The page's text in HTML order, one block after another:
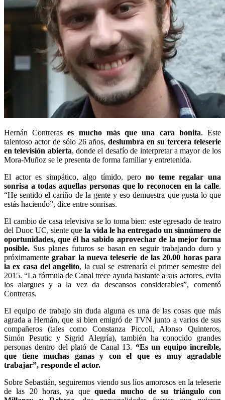
Hernán Contreras es mucho más que una cara bonita. Este
talentoso actor de sólo 26 años, deslumbra en su tercera teleserie
en televisión abierta, donde el desafío de interpretar a mayor de los
Mora-Muñoz se le presenta de forma familiar y entretenida.
El actor es simpático, algo tímido, pero no teme regalar una
sonrisa a todas aquellas personas que lo reconocen en la calle.
“He sentido el cariño de la gente y eso demuestra que gusta lo que
estás haciendo”, dice entre sonrisas.
El cambio de casa televisiva se lo toma bien: este egresado de teatro
del Duoc UC, siente quela vida le ha entregado un sinnúmero de
oportunidades, que él ha sabido aprovechar de la mejor forma
posible. Sus planes futuros se basan en seguir trabajando duro y
próximamentegrabar la nueva teleserie de las 20.00 horas para
la ex casa del angelito, la cual se estrenaría el primer semestre del
2015. “La fórmula de Canal trece ayuda bastante a sus actores, evita
los alargues y a la vez da descansos considerables”, comentó
Contreras.
El equipo de trabajo sin duda alguna es una de las cosas que más
agrada a Hernán, que si bien emigró de TVN junto a varios de sus
compañeros (tales como Constanza Piccoli, Alonso Quinteros,
Simón Pesutic y Sigrid Alegría), también ha conocido grandes
personas dentro del plató de Canal 13. “Es un equipo increíble,
que tiene muchas ganas y con el que es muy agradable
trabajar”, responde el actor.
Sobre Sebastián, seguiremos viendo sus líos amorosos en la teleserie
de las 20 horas, ya quequeda mucho de su triángulo con